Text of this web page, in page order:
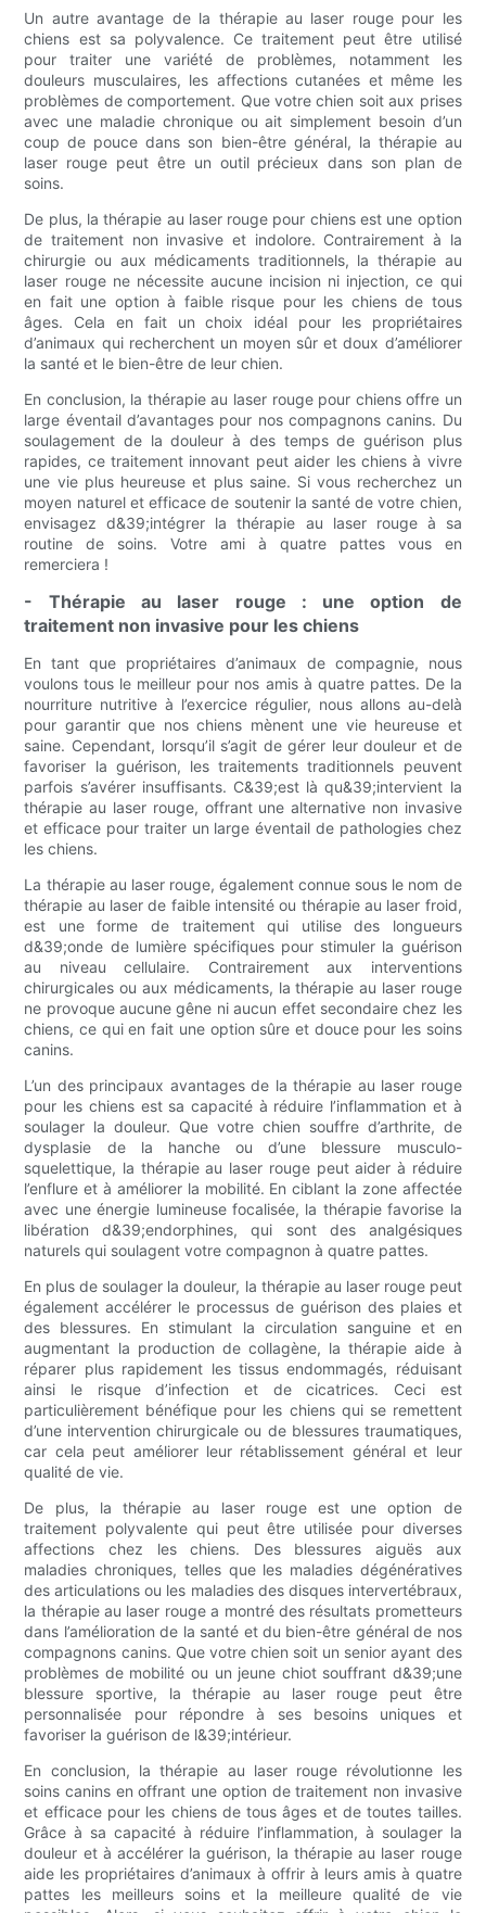
Un autre avantage de la thérapie au laser rouge pour les
chiens est sa polyvalence. Ce traitement peut être utilisé
pour traiter une variété de problèmes, notamment les
douleurs musculaires, les affections cutanées et même les
problèmes de comportement. Que votre chien soit aux prises
avec une maladie chronique ou ait simplement besoin d’un
coup de pouce dans son bien-être général, la thérapie au
laser rouge peut être un outil précieux dans son plan de
soins.
De plus, la thérapie au laser rouge pour chiens est une option
de traitement non invasive et indolore. Contrairement à la
chirurgie ou aux médicaments traditionnels, la thérapie au
laser rouge ne nécessite aucune incision ni injection, ce qui
en fait une option à faible risque pour les chiens de tous
âges. Cela en fait un choix idéal pour les propriétaires
d’animaux qui recherchent un moyen sûr et doux d’améliorer
la santé et le bien-être de leur chien.
En conclusion, la thérapie au laser rouge pour chiens offre un
large éventail d’avantages pour nos compagnons canins. Du
soulagement de la douleur à des temps de guérison plus
rapides, ce traitement innovant peut aider les chiens à vivre
une vie plus heureuse et plus saine. Si vous recherchez un
moyen naturel et efficace de soutenir la santé de votre chien,
envisagez d&39;intégrer la thérapie au laser rouge à sa
routine de soins. Votre ami à quatre pattes vous en
remerciera !
- Thérapie au laser rouge : une option de
traitement non invasive pour les chiens
En tant que propriétaires d’animaux de compagnie, nous
voulons tous le meilleur pour nos amis à quatre pattes. De la
nourriture nutritive à l’exercice régulier, nous allons au-delà
pour garantir que nos chiens mènent une vie heureuse et
saine. Cependant, lorsqu’il s’agit de gérer leur douleur et de
favoriser la guérison, les traitements traditionnels peuvent
parfois s’avérer insuffisants. C&39;est là qu&39;intervient la
thérapie au laser rouge, offrant une alternative non invasive
et efficace pour traiter un large éventail de pathologies chez
les chiens.
La thérapie au laser rouge, également connue sous le nom de
thérapie au laser de faible intensité ou thérapie au laser froid,
est une forme de traitement qui utilise des longueurs
d&39;onde de lumière spécifiques pour stimuler la guérison
au niveau cellulaire. Contrairement aux interventions
chirurgicales ou aux médicaments, la thérapie au laser rouge
ne provoque aucune gêne ni aucun effet secondaire chez les
chiens, ce qui en fait une option sûre et douce pour les soins
canins.
L’un des principaux avantages de la thérapie au laser rouge
pour les chiens est sa capacité à réduire l’inflammation et à
soulager la douleur. Que votre chien souffre d’arthrite, de
dysplasie de la hanche ou d’une blessure musculo-
squelettique, la thérapie au laser rouge peut aider à réduire
l’enflure et à améliorer la mobilité. En ciblant la zone affectée
avec une énergie lumineuse focalisée, la thérapie favorise la
libération d&39;endorphines, qui sont des analgésiques
naturels qui soulagent votre compagnon à quatre pattes.
En plus de soulager la douleur, la thérapie au laser rouge peut
également accélérer le processus de guérison des plaies et
des blessures. En stimulant la circulation sanguine et en
augmentant la production de collagène, la thérapie aide à
réparer plus rapidement les tissus endommagés, réduisant
ainsi le risque d’infection et de cicatrices. Ceci est
particulièrement bénéfique pour les chiens qui se remettent
d’une intervention chirurgicale ou de blessures traumatiques,
car cela peut améliorer leur rétablissement général et leur
qualité de vie.
De plus, la thérapie au laser rouge est une option de
traitement polyvalente qui peut être utilisée pour diverses
affections chez les chiens. Des blessures aiguës aux
maladies chroniques, telles que les maladies dégénératives
des articulations ou les maladies des disques intervertébraux,
la thérapie au laser rouge a montré des résultats prometteurs
dans l’amélioration de la santé et du bien-être général de nos
compagnons canins. Que votre chien soit un senior ayant des
problèmes de mobilité ou un jeune chiot souffrant d&39;une
blessure sportive, la thérapie au laser rouge peut être
personnalisée pour répondre à ses besoins uniques et
favoriser la guérison de l&39;intérieur.
En conclusion, la thérapie au laser rouge révolutionne les
soins canins en offrant une option de traitement non invasive
et efficace pour les chiens de tous âges et de toutes tailles.
Grâce à sa capacité à réduire l’inflammation, à soulager la
douleur et à accélérer la guérison, la thérapie au laser rouge
aide les propriétaires d’animaux à offrir à leurs amis à quatre
pattes les meilleurs soins et la meilleure qualité de vie